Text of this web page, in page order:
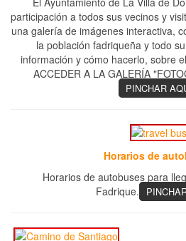
participación a todos sus vecinos y
una galería de imágenes interactiva,
la población fadriqueña y todo
información y cómo hacerlo, sobre
ACCEDER A LA GALERÍA
PINCHAR
Horarios de
Horarios de autobuses para
Fadrique.